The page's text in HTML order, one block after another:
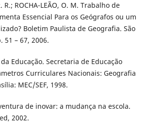
R.; ROCHA-LEÃO, O. M. Trabalho de
Essencial Para os Geógrafos ou um
Boletim Paulista de Geografia. São
51 – 67, 2006.
Educação. Secretaria de Educação
Curriculares Nacionais: Geografia
MEC/SEF, 1998.
de inovar: a mudança na escola.
2002.